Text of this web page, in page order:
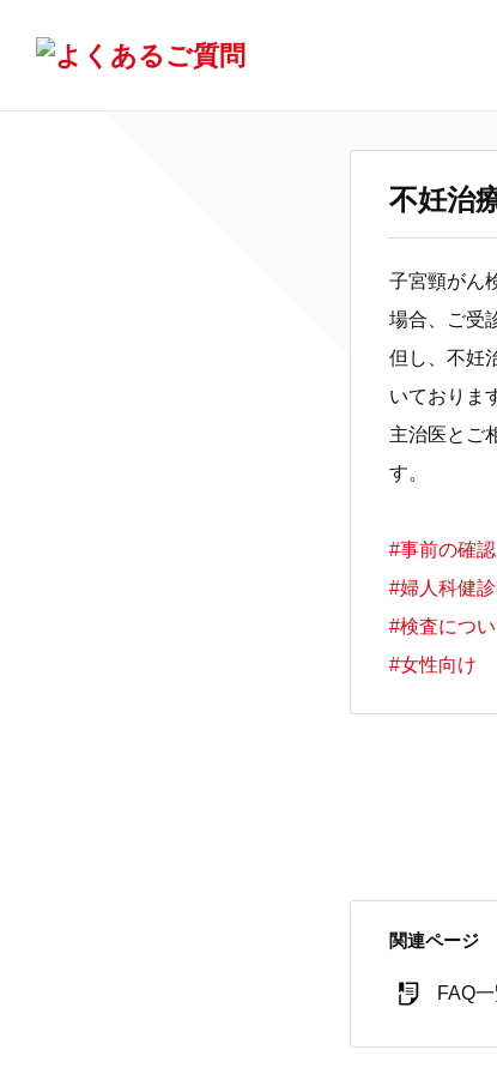
不妊治
子宮頸がん
場合、ご受
但し、不妊
いておりま
主治医とご
す。
#事前の確認
#婦人科健
#検査につ
#女性向け
関連ページ
FAQ